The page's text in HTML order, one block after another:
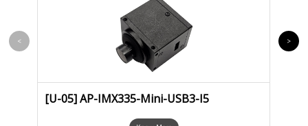
[U-05] AP-IMX335-Mini-USB3-I5
< >